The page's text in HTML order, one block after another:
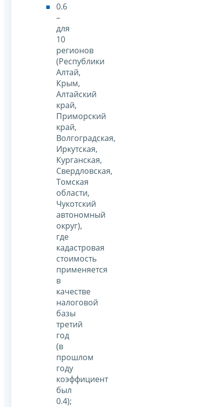
0.6
–
для
10
регионов
(Республики
Алтай,
Крым,
Алтайский
край,
Приморский
край,
Волгоградская,
Иркутская,
Курганская,
Свердловская,
Томская
области,
Чукотский
автономный
округ),
где
кадастровая
стоимость
применяется
в
качестве
налоговой
базы
третий
год
(в
прошлом
году
коэффициент
был
0.4);